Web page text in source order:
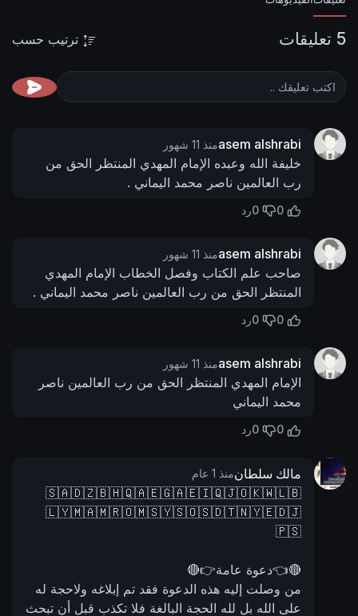
5 تعليقات ترتيب حسب
asem alshrabiمنذ 11 شهور
خليفة الله وعبده الإمام المهدي المنتظر الحق من
رب العالمين ناصر محمد اليماني .
0
0رد
asem alshrabiمنذ 11 شهور
صاحب علم الكتاب وفصل الخطاب الإمام المهدي
المنتظر الحق من رب العالمين ناصر محمد اليماني .
0
0رد
asem alshrabiمنذ 11 شهور
الإمام المهدي المنتظر الحق من رب العالمين ناصر
محمد اليماني
0
0رد
مالك سلطانمنذ 1 عام
🇸🇦🇩🇿🇧🇭🇶🇦🇪🇬🇦🇪🇮🇶🇯🇴🇰🇼🇱🇧
🇱🇾🇲🇦🇲🇷🇴🇲🇸🇾🇸🇴🇸🇩🇹🇳🇾🇪🇩🇯
🇵🇸
🔴👈دعوة عامة👉🔴
من وصلت إليه هذه الدعوة فقد تم إبلاغه ولاحجة له
على الله بل لله الحجة البالغة فلا تكذب قبل أن تبحث